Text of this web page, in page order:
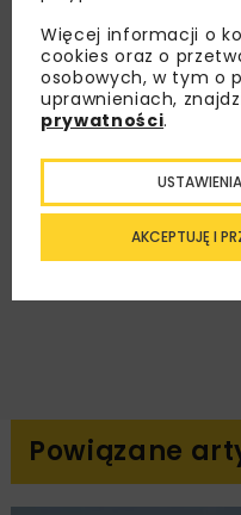
nas najlepsze
zaproszenia na
dedykowane akcje
Zapoznałam/em się z
Regulaminemoraz
podany przeze mnie
handlowej w postaci
Powiązane
Więcej informacji o
cookies oraz o
osobowych, w tym o
uprawnieniach,
prywatności.
AKCEPTUJĘ I